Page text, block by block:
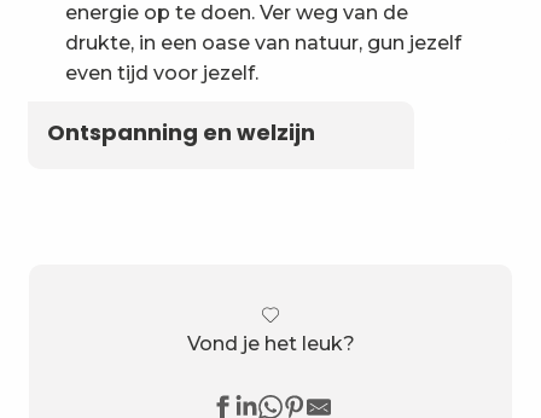
energie op te doen. Ver weg van de
drukte, in een oase van natuur, gun jezelf
even tijd voor jezelf.
Ontspanning en welzijn
Vond je het leuk?